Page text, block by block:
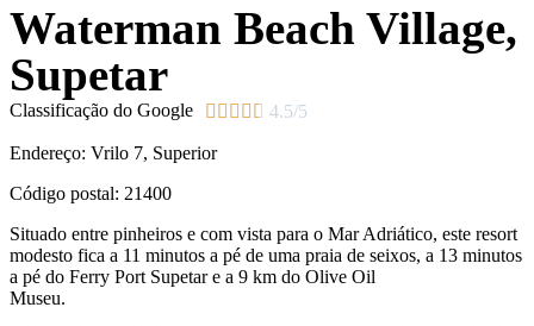
Waterman Beach Village,
Supetar
Classificação do Google      4.5/5
Endereço: Vrilo 7, Superior
Código postal: 21400
Situado entre pinheiros e com vista para o Mar Adriático, este resort
modesto fica a 11 minutos a pé de uma praia de seixos, a 13 minutos
a pé do Ferry Port Supetar e a 9 km do Olive Oil
Museu.